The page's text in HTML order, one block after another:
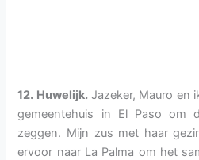
12. Huwelijk.Jazeker, Mauro en
gemeentehuis in El Paso om
zeggen. Mijn zus met haar
ervoor naar La Palma om het